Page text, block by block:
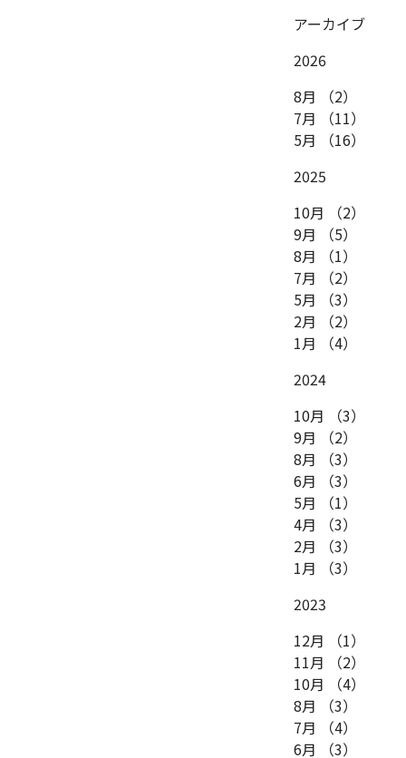
アーカイブ
2026
8月
（2）
7月
（11）
5月
（16）
2025
10月
（2）
9月
（5）
8月
（1）
7月
（2）
5月
（3）
2月
（2）
1月
（4）
2024
10月
（3）
9月
（2）
8月
（3）
6月
（3）
5月
（1）
4月
（3）
2月
（3）
1月
（3）
2023
12月
（1）
11月
（2）
10月
（4）
8月
（3）
7月
（4）
6月
（3）